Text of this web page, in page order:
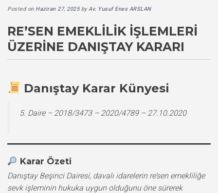
Posted on Haziran 27, 2025byAv. Yusuf Enes ARSLAN
RE’SEN EMEKLILIK İŞLEMLERI
ÜZERINE DANIŞTAY KARARI
Danıştay Karar Künyesi
5. Daire – 2018/3473 – 2020/4789 – 27.10.2020
Karar Özeti
Danıştay Beşinci Dairesi, davalı idarelerin re’sen emekliliğe
sevk işleminin hukuka uygun olduğunu öne sürerek